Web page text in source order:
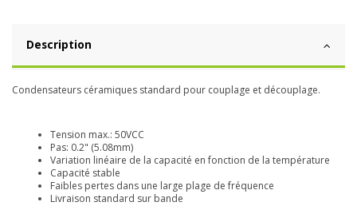
Description
Condensateurs céramiques standard pour couplage et découplage.
Tension max.: 50VCC
Pas: 0.2" (5.08mm)
Variation linéaire de la capacité en fonction de la température
Capacité stable
Faibles pertes dans une large plage de fréquence
Livraison standard sur bande